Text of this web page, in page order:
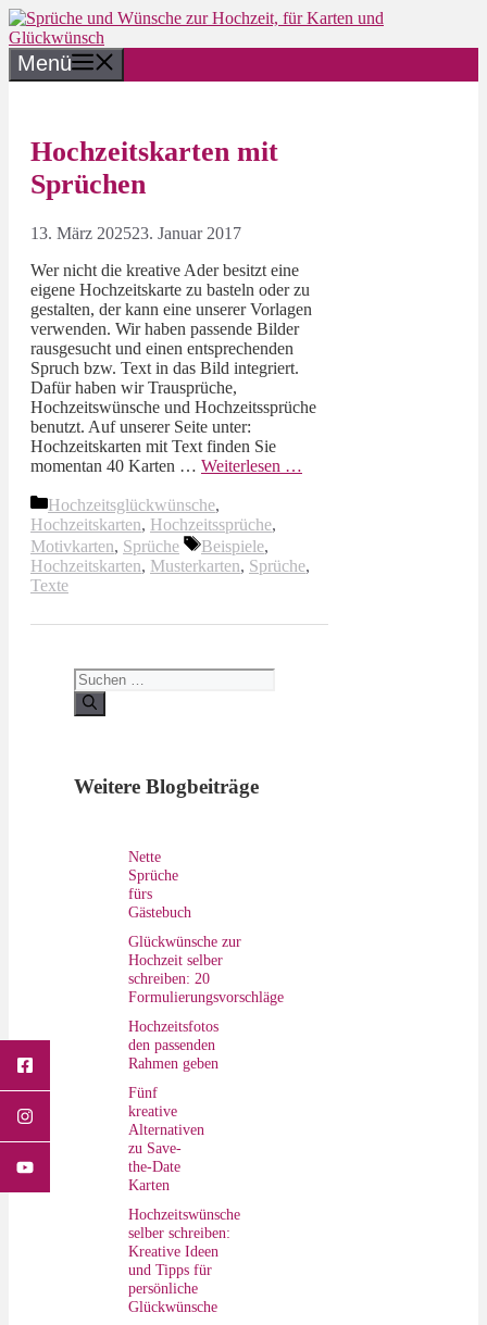
Zum
Inhalt
springen
Menü
Hochzeitskarten mit
Sprüchen
13. März 202523. Januar 2017
Wer nicht die kreative Ader besitzt eine
eigene Hochzeitskarte zu basteln oder zu
gestalten, der kann eine unserer Vorlagen
verwenden. Wir haben passende Bilder
rausgesucht und einen entsprechenden
Spruch bzw. Text in das Bild integriert.
Dafür haben wir Trausprüche,
Hochzeitswünsche und Hochzeitssprüche
benutzt. Auf unserer Seite unter:
Hochzeitskarten mit Text finden Sie
momentan 40 Karten … Weiterlesen …
Kategorien
Hochzeitsglückwünsche,
Hochzeitskarten, Hochzeitssprüche,
Motivkarten, Sprüche Schlagwörter
Beispiele,
Hochzeitskarten, Musterkarten, Sprüche,
Texte
Suchen
nach:
Weitere Blogbeiträge
Nette
Sprüche
fürs
Gästebuch
Glückwünsche zur
Hochzeit selber
schreiben: 20
Formulierungsvorschläge
Hochzeitsfotos
den passenden
Rahmen geben
Fünf
kreative
Alternativen
zu Save-
the-Date
Karten
Hochzeitswünsche
selber schreiben:
Kreative Ideen
und Tipps für
persönliche
Glückwünsche